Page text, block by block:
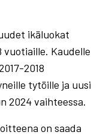
ikäluokat
Kaudelle
2018
tytöille ja uusi
2024 vaihteessa.
on saada